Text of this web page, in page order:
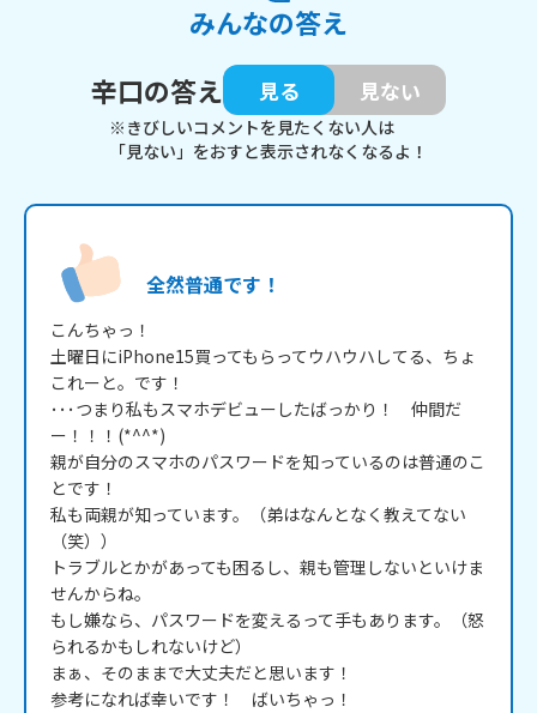
みんなの答え
辛口の答え
見る 見ない
※きびしいコメントを見たくない人は
「見ない」をおすと表示されなくなるよ！
全然普通です！
こんちゃっ！
土曜日にiPhone15買ってもらってウハウハしてる、ちょ
これーと。です！
･･･つまり私もスマホデビューしたばっかり！　仲間だ
ー！！！(*^^*)
親が自分のスマホのパスワードを知っているのは普通のこ
とです！
私も両親が知っています。（弟はなんとなく教えてない
（笑））
トラブルとかがあっても困るし、親も管理しないといけま
せんからね。
もし嫌なら、パスワードを変えるって手もあります。（怒
られるかもしれないけど）
まぁ、そのままで大丈夫だと思います！
参考になれば幸いです！　ばいちゃっ！